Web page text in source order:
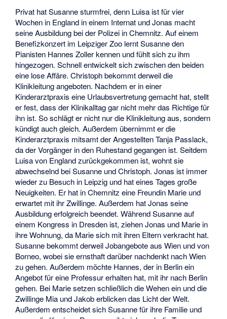
Privat hat Susanne sturmfrei, denn Luisa ist für vier
Wochen in England in einem Internat und Jonas macht
seine Ausbildung bei der Polizei in Chemnitz. Auf einem
Benefizkonzert im Leipziger Zoo lernt Susanne den
Pianisten Hannes Zoller kennen und fühlt sich zu ihm
hingezogen. Schnell entwickelt sich zwischen den beiden
eine lose Affäre. Christoph bekommt derweil die
Klinikleitung angeboten. Nachdem er in einer
Kinderarztpraxis eine Urlaubsvertretung gemacht hat, stellt
er fest, dass der Klinikalltag gar nicht mehr das Richtige für
ihn ist. So schlägt er nicht nur die Klinikleitung aus, sondern
kündigt auch gleich. Außerdem übernimmt er die
Kinderarztpraxis mitsamt der Angestellten Tanja Passlack,
da der Vorgänger in den Ruhestand gegangen ist. Seitdem
Luisa von England zurückgekommen ist, wohnt sie
abwechselnd bei Susanne und Christoph. Jonas ist immer
wieder zu Besuch in Leipzig und hat eines Tages große
Neuigkeiten. Er hat in Chemnitz eine Freundin Marie und
erwartet mit ihr Zwillinge. Außerdem hat Jonas seine
Ausbildung erfolgreich beendet. Während Susanne auf
einem Kongress in Dresden ist, ziehen Jonas und Marie in
ihre Wohnung, da Marie sich mit ihren Eltern verkracht hat.
Susanne bekommt derweil Jobangebote aus Wien und von
Borneo, wobei sie ernsthaft darüber nachdenkt nach Wien
zu gehen. Außerdem möchte Hannes, der in Berlin ein
Angebot für eine Professur erhalten hat, mit ihr nach Berlin
gehen. Bei Marie setzen schließlich die Wehen ein und die
Zwillinge Mia und Jakob erblicken das Licht der Welt.
Außerdem entscheidet sich Susanne für ihre Familie und